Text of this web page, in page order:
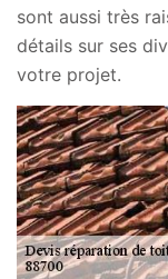
sont aussi très
détails sur ses
votre projet.